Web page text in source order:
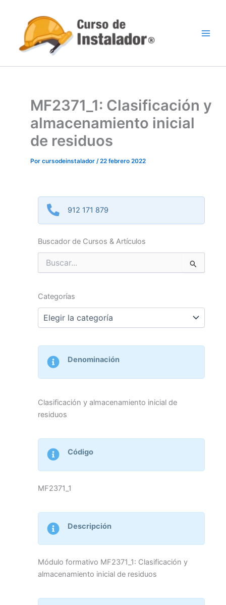
contenido
MF2371_1: Clasificación y
almacenamiento inicial
de residuos
Por cursodeinstalador /22 febrero 2022
912 171 879
Buscador de Cursos & Artículos
Buscar
por:
Categorías
Categorías
Denominación
Clasificación y almacenamiento inicial de
residuos
Código
MF2371_1
Descripción
Módulo formativo MF2371_1: Clasificación y
almacenamiento inicial de residuos